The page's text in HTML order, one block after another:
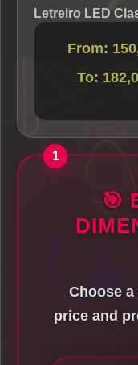
Letreiro LED
From:
To:
🎯
Choose
price and